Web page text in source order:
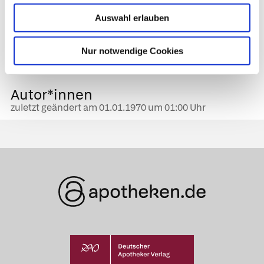
Auswahl erlauben
Nur notwendige Cookies
ist weniger anfällig für eine
Gebärmutterentzündung. Meistens verschreibt
der Arzt zusätzlich Antibiotika und schabt das
entzündete Gebärmuttergewebe aus.
Autor*innen
zuletzt geändert am01.01.1970um 01:00 Uhr